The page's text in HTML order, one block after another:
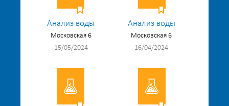
Анализ воды
Московская 6
15/05/2024
Анализ воды
Московская 6
16/04/2024